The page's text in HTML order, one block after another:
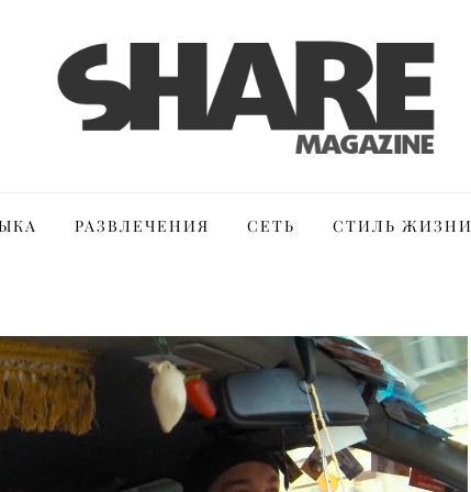
РАЗВЛЕЧЕНИЯ СЕТЬ СТИЛЬ ЖИЗНИ